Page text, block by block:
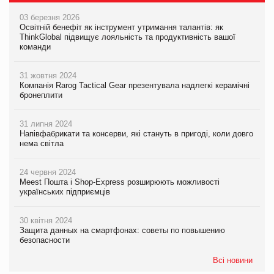
03 березня 2026
Освітній бенефіт як інструмент утримання талантів: як
ThinkGlobal підвищує лояльність та продуктивність вашої
команди
31 жовтня 2024
Компанія Rarog Tactical Gear презентувала надлегкі керамічні
бронеплити
31 липня 2024
Напівфабрикати та консерви, які стануть в пригоді, коли довго
нема світла
24 червня 2024
Meest Пошта і Shop-Express розширюють можливості
українських підприємців
30 квітня 2024
Защита данных на смартфонах: советы по повышению
безопасности
Всі новини